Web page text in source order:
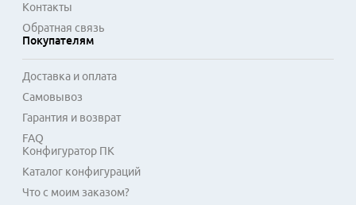
многоступенчатым контролем качества на производстве.
Контакты
Обратная связь
Покупателям
Доставка и оплата
Самовывоз
Гарантия и возврат
FAQ
Конфигуратор ПК
Каталог конфигураций
Что с моим заказом?